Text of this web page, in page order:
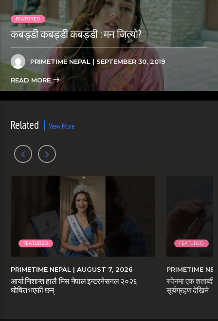
FEATURED
कबड्डी कबड्डी कबड्डी : मन जित्यो?
PRIMETIME NEPAL | SEPTEMBER 30, 2019
READ MORE
Related View More
FEATURED
PRIMETIME NEPAL | AUGUST 7, 2026
आर्या निशान्त हालै ‘मिस नेपाल इन्टरनेसनल २०२६’
घोषित भएकी छन्
FEATURED
PRIMETIME
स्पेनमा एक
सूर्यग्रहण देखिने